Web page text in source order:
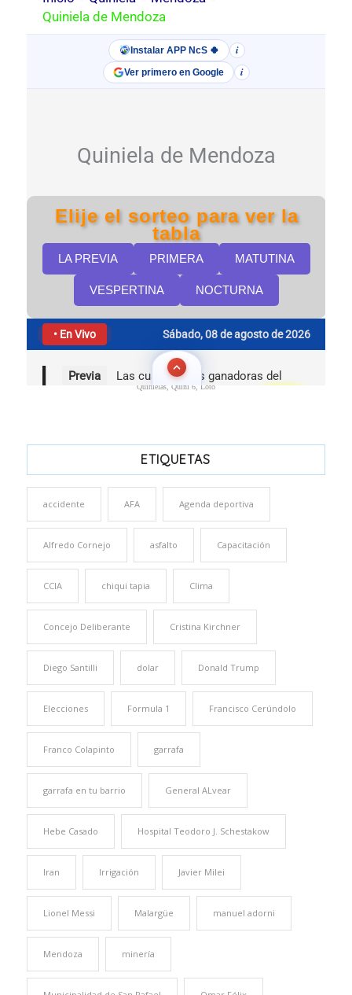
Quinielas, Quini 6, Loto
ETIQUETAS
accidente AFA Agenda deportiva
Alfredo Cornejo asfalto Capacitación
CCIA chiqui tapia Clima
Concejo Deliberante Cristina Kirchner
Diego Santilli dolar Donald Trump
Elecciones Formula 1 Francisco Cerúndolo
Franco Colapinto garrafa
garrafa en tu barrio General ALvear
Hebe Casado Hospital Teodoro J. Schestakow
Iran Irrigación Javier Milei
Lionel Messi Malargüe manuel adorni
Mendoza minería